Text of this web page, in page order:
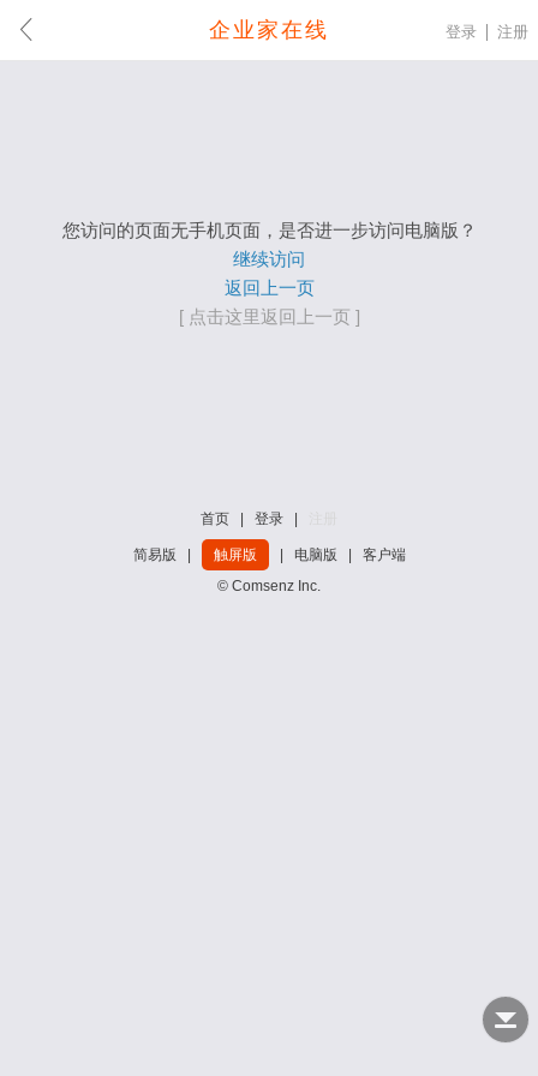
企业家在线 登录 注册
您访问的页面无手机页面，是否进一步访问电脑版？
继续访问
返回上一页
[ 点击这里返回上一页 ]
首页 登录
简易版 触屏版 电脑版
客户端
© Comsenz Inc.